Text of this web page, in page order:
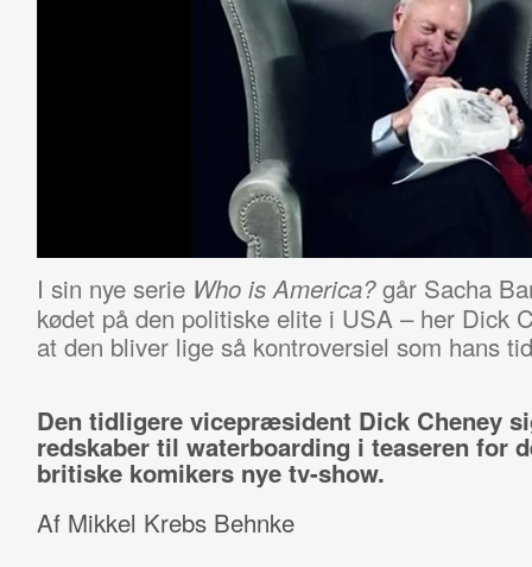
I sin nye serie Who is America?går Sacha
kødet på den politiske elite i USA – her Dick
at den bliver lige så kontroversiel som hans
Den tidligere vicepræsident Dick Cheney
redskaber til waterboarding i teaseren for
britiske komikers nye tv-show.
Af Mikkel Krebs Behnke